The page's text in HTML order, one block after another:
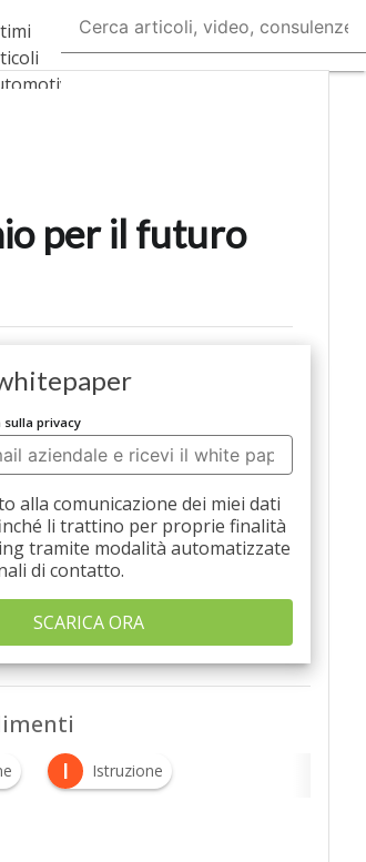
per il futuro
privacy
alla comunicazione dei miei dati
li trattino per proprie finalità
tramite modalità automatizzate
di contatto.
I Istruzione